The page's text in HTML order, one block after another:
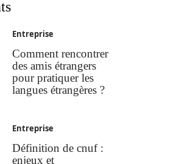
Entreprise
Comment rencontrer
des amis étrangers
pour pratiquer les
langues étrangères ?
Entreprise
Définition de cnuf :
enjeux et